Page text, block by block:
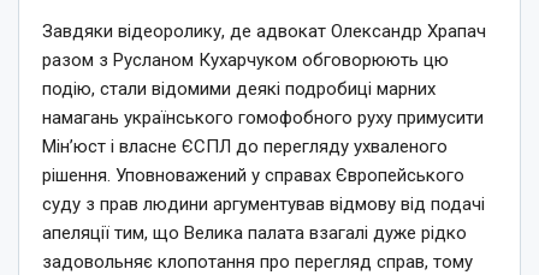
Завдяки відеоролику, де адвокат Олександр Храпач
разом з Русланом Кухарчуком обговорюють цю
подію, стали відомими деякі подробиці марних
намагань українського гомофобного руху примусити
Мін’юст і власне ЄСПЛ до перегляду ухваленого
рішення. Уповноважений у справах Європейського
суду з прав людини аргументував відмову від подачі
апеляції тим, що Велика палата взагалі дуже рідко
задовольняє клопотання про перегляд справ, тому